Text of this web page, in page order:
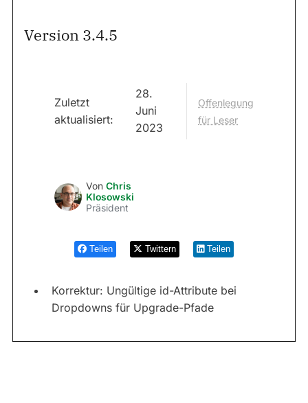
Version 3.4.5
Zuletzt
aktualisiert:
28.
Juni
2023
Offenlegung
für Leser
Von Chris
Klosowski
Präsident
Teilen Twittern Teilen
Korrektur: Ungültige id-Attribute bei
Dropdowns für Upgrade-Pfade